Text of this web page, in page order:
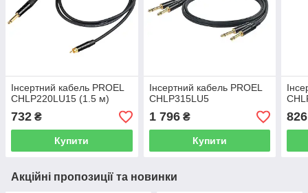
Інсертний кабель PROEL
CHLP220LU15 (1.5 м)
732 ₴
Купити
Інсертний кабель PROEL
CHLP315LU5
1 796₴
Купити
826
Акційні пропозиції та новинки